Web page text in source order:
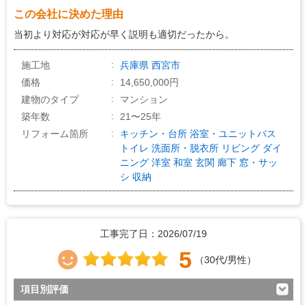
作業中の配慮
仕上がり 5
5
この会社に決めた理由
当初より対応が対応が早く説明も適切だったから。
施工地 兵庫県 西宮市
価格
14,650,000円
建物のタイプ
マンション
築年数
21〜25年
リフォーム箇所
キッチン・台所 浴室・ユニットバス
トイレ 洗面所・脱衣所 リビング ダイ
ニング 洋室 和室 玄関 廊下 窓・サッ
シ 収納
工事完了日：2026/07/19
5 （30代/男性）
項目別評価